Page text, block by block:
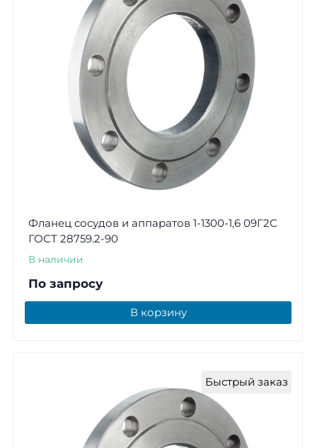
Фланец сосудов и аппаратов 1-1300-1,6 09Г2С
ГОСТ 28759.2-90
В наличии
По запросу
В корзину
Быстрый заказ